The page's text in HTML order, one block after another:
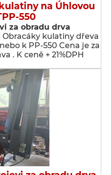
na Úhlovou
550
za obradu drva
kulatiny dřeva
k PP-550 Cena je za
. K ceně + 21%DPH